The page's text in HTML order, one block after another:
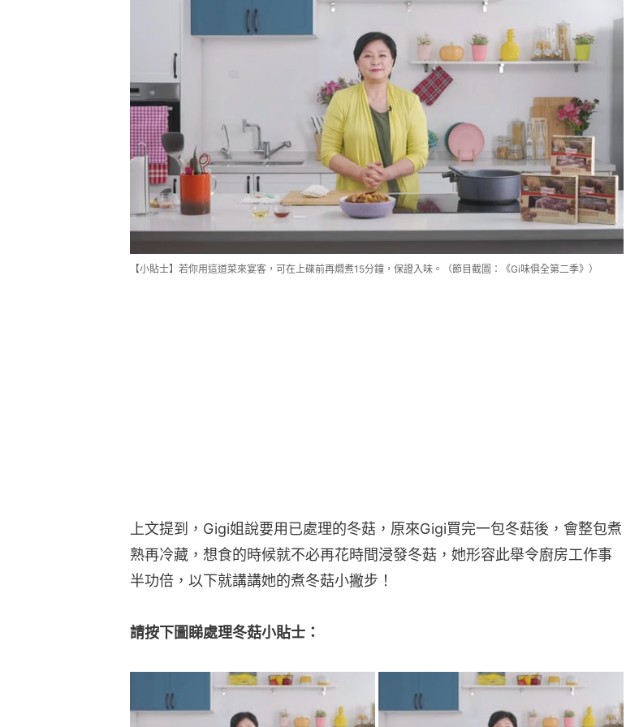
【小貼士】若你用這道菜來宴客，可在上碟前再燜煮15分鐘，保證入味。（節目截圖：《Gi味俱全第二季》）
上文提到，Gigi姐說要用已處理的冬菇，原來Gigi買完一包冬菇後，會整包煮
熟再冷藏，想食的時候就不必再花時間浸發冬菇，她形容此舉令廚房工作事
半功倍，以下就講講她的煮冬菇小撇步！
請按下圖睇處理冬菇小貼士：